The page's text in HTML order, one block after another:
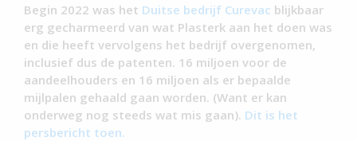
Begin 2022 was het Duitse bedrijf Curevac blijkbaar
erg gecharmeerd van wat Plasterk aan het doen was
en die heeft vervolgens het bedrijf overgenomen,
inclusief dus de patenten. 16 miljoen voor de
aandeelhouders en 16 miljoen als er bepaalde
mijlpalen gehaald gaan worden. (Want er kan
onderweg nog steeds wat mis gaan). Dit is het
persbericht toen.